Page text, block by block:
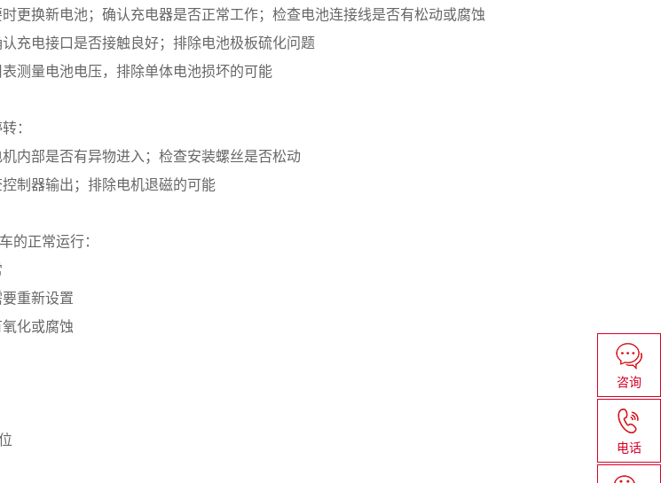
更换新电池；确认充电器是否正常工作；检查电池连接线是否有松动或腐蚀
充电接口是否接触良好；排除电池极板硫化问题
测量电池电压，排除单体电池损坏的可能
：
内部是否有异物进入；检查安装螺丝是否松动
制器输出；排除电机退磁的可能
的正常运行：
重新设置
化或腐蚀
咨询
电话